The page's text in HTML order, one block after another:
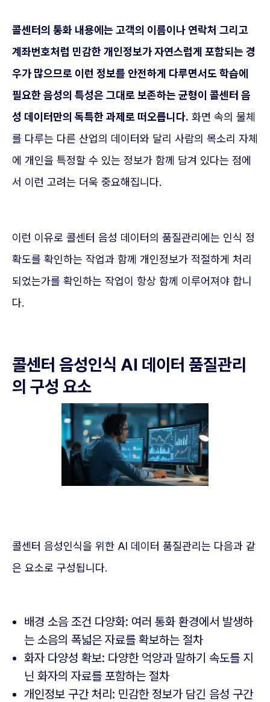
콜센터의 통화 내용에는 고객의 이름이나 연락처 그리고
계좌번호처럼 민감한 개인정보가 자연스럽게 포함되는 경
우가 많으므로 이런 정보를 안전하게 다루면서도 학습에
필요한 음성의 특성은 그대로 보존하는 균형이 콜센터 음
성 데이터만의 독특한 과제로 떠오릅니다. 화면 속의 물체
를 다루는 다른 산업의 데이터와 달리 사람의 목소리 자체
에 개인을 특정할 수 있는 정보가 함께 담겨 있다는 점에
서 이런 고려는 더욱 중요해집니다.
이런 이유로 콜센터 음성 데이터의 품질관리에는 인식 정
확도를 확인하는 작업과 함께 개인정보가 적절하게 처리
되었는가를 확인하는 작업이 항상 함께 이루어져야 합니
다.
콜센터 음성인식 AI 데이터 품질관리
의 구성 요소
콜센터 음성인식을 위한 AI 데이터 품질관리는 다음과 같
은 요소로 구성됩니다.
배경 소음 조건 다양화: 여러 통화 환경에서 발생하
는 소음의 폭넓은 자료를 확보하는 절차
화자 다양성 확보: 다양한 억양과 말하기 속도를 지
닌 화자의 자료를 포함하는 절차
개인정보 구간 처리: 민감한 정보가 담긴 음성 구간